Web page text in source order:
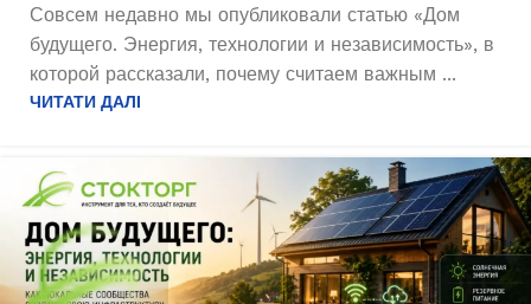
Совсем недавно мы опубликовали статью «Дом
будущего. Энергия, технологии и независимость», в
которой рассказали, почему считаем важным ...
ЧИТАТИ ДАЛІ